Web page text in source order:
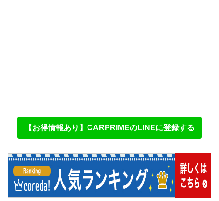
【お得情報あり】CARPRIMEのLINEに登録する